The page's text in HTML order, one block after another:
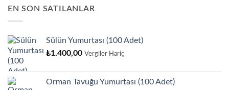
EN SON SATILANLAR
Sülün Yumurtası (100 Adet)
₺1.400,00 Vergiler Hariç
Orman Tavuğu Yumurtası (100 Adet)